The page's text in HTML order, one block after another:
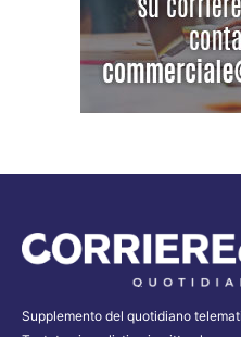
Supplemento del quotidiano